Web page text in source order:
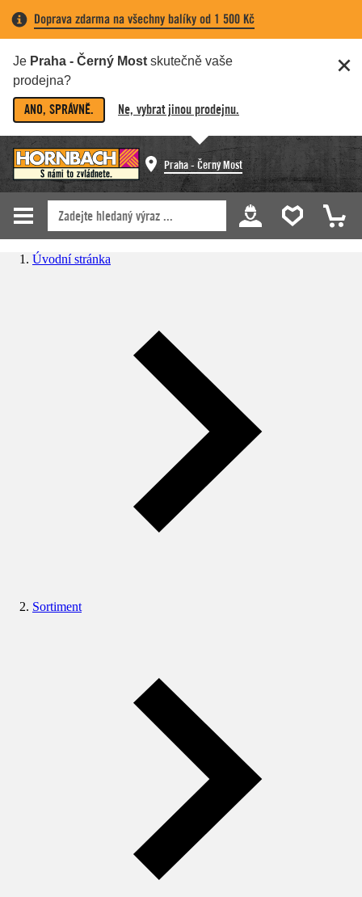
Doprava zdarma na všechny balíky od 1 500 Kč
Je Praha - Černý Most skutečně vaše
prodejna?
ANO, SPRÁVNĚ. Ne, vybrat jinou prodejnu.
Praha - Černý Most
Úvodní stránka
Sortiment